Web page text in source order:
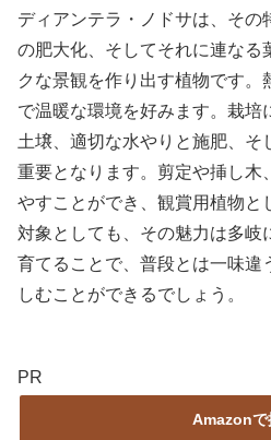
ディアンテラ・ノドサは、その
の肥大化、そしてそれに連なる
クな景観を作り出す植物です。
で温暖な環境を好みます。栽培
土壌、適切な水やりと施肥、そ
重要となります。剪定や挿し木
やすことができ、観賞用植物と
対象としても、その魅力は多岐
育てることで、普段とは一味違
しむことができるでしょう。
PR
Amazonで